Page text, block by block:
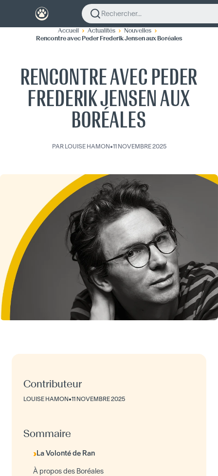
Rechercher...
Accueil Actualités
Nouvelles
Rencontre avec Peder Frederik Jensen aux Boréales
RENCONTRE AVEC PEDER
FREDERIK JENSEN AUX
BORÉALES
PAR LOUISE HAMON•11 NOVEMBRE 2025
Contributeur
LOUISE HAMON•11 NOVEMBRE 2025
Sommaire
La Volonté de Ran
À propos des Boréales